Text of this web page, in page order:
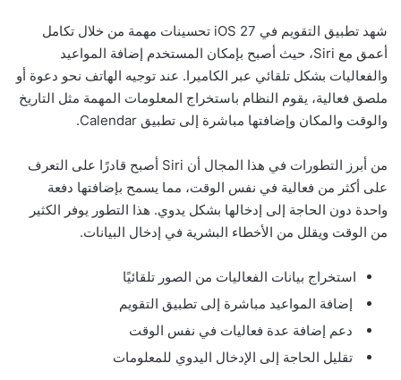
شهد تطبيق التقويم في iOS 27 تحسينات مهمة من خلال تكامل
أعمق مع Siri، حيث أصبح بإمكان المستخدم إضافة المواعيد
والفعاليات بشكل تلقائي عبر الكاميرا. عند توجيه الهاتف نحو دعوة أو
ملصق فعالية، يقوم النظام باستخراج المعلومات المهمة مثل التاريخ
والوقت والمكان وإضافتها مباشرة إلى تطبيق Calendar.
من أبرز التطورات في هذا المجال أن Siri أصبح قادرًا على التعرف
على أكثر من فعالية في نفس الوقت، مما يسمح بإضافتها دفعة
واحدة دون الحاجة إلى إدخالها بشكل يدوي. هذا التطور يوفر الكثير
من الوقت ويقلل من الأخطاء البشرية في إدخال البيانات.
استخراج بيانات الفعاليات من الصور تلقائيًا
إضافة المواعيد مباشرة إلى تطبيق التقويم
دعم إضافة عدة فعاليات في نفس الوقت
تقليل الحاجة إلى الإدخال اليدوي للمعلومات